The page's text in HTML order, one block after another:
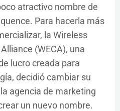
atractivo nombre de
Para hacerla más
la Wireless
(WECA), una
lucro creada para
decidió cambiar su
agencia de marketing
un nuevo nombre.